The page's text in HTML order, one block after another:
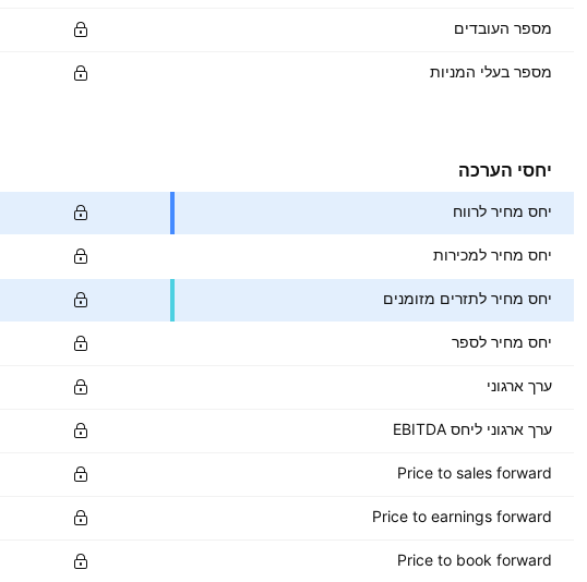
מספר העובדים
מספר בעלי המניות
יחסי הערכה
יחס מחיר לרווח
יחס מחיר למכירות
יחס מחיר לתזרים מזומנים
יחס מחיר לספר
ערך ארגוני
ערך ארגוני ליחס EBITDA
Price to sales forward
Price to earnings forward
Price to book forward